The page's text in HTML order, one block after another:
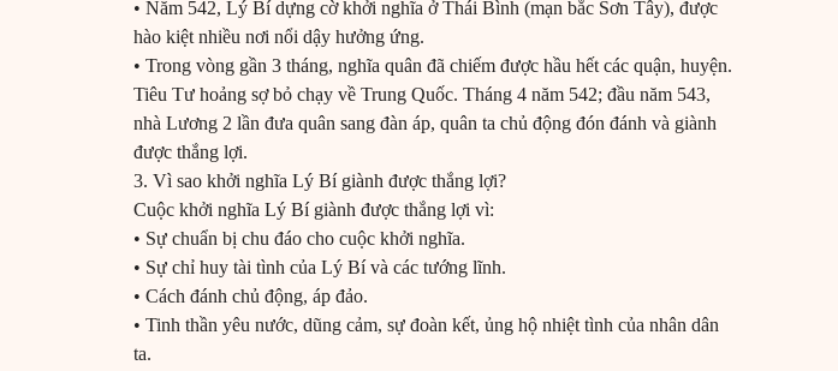
• Năm 542, Lý Bí dựng cờ khởi nghĩa ở Thái Bình (mạn bắc Sơn Tây), được
hào kiệt nhiều nơi nổi dậy hưởng ứng.
• Trong vòng gần 3 tháng, nghĩa quân đã chiếm được hầu hết các quận, huyện.
Tiêu Tư hoảng sợ bỏ chạy về Trung Quốc. Tháng 4 năm 542; đầu năm 543,
nhà Lương 2 lần đưa quân sang đàn áp, quân ta chủ động đón đánh và giành
được thắng lợi.
3. Vì sao khởi nghĩa Lý Bí giành được thắng lợi?
Cuộc khởi nghĩa Lý Bí giành được thắng lợi vì:
• Sự chuẩn bị chu đáo cho cuộc khởi nghĩa.
• Sự chỉ huy tài tình của Lý Bí và các tướng lĩnh.
• Cách đánh chủ động, áp đảo.
• Tinh thần yêu nước, dũng cảm, sự đoàn kết, ủng hộ nhiệt tình của nhân dân
ta.